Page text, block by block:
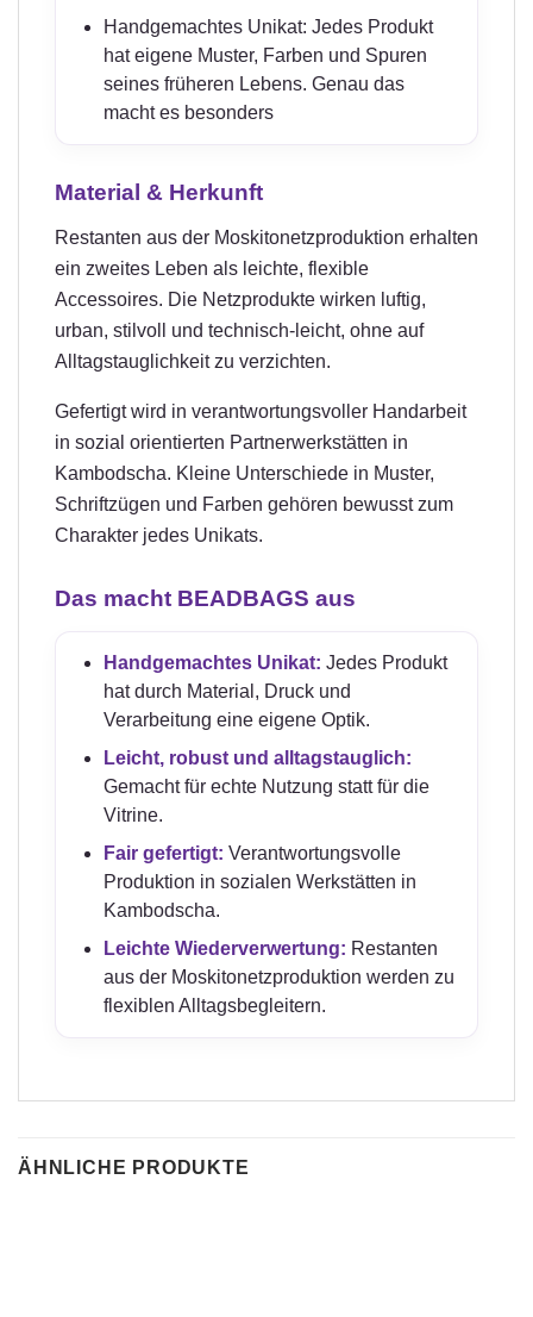
Handgemachtes Unikat: Jedes Produkt
hat eigene Muster, Farben und Spuren
seines früheren Lebens. Genau das
macht es besonders
Material & Herkunft
Restanten aus der Moskitonetzproduktion erhalten
ein zweites Leben als leichte, flexible
Accessoires. Die Netzprodukte wirken luftig,
urban, stilvoll und technisch-leicht, ohne auf
Alltagstauglichkeit zu verzichten.
Gefertigt wird in verantwortungsvoller Handarbeit
in sozial orientierten Partnerwerkstätten in
Kambodscha. Kleine Unterschiede in Muster,
Schriftzügen und Farben gehören bewusst zum
Charakter jedes Unikats.
Das macht BEADBAGS aus
Handgemachtes Unikat: Jedes Produkt
hat durch Material, Druck und
Verarbeitung eine eigene Optik.
Leicht, robust und alltagstauglich:
Gemacht für echte Nutzung statt für die
Vitrine.
Fair gefertigt: Verantwortungsvolle
Produktion in sozialen Werkstätten in
Kambodscha.
Leichte Wiederverwertung: Restanten
aus der Moskitonetzproduktion werden zu
flexiblen Alltagsbegleitern.
ÄHNLICHE PRODUKTE